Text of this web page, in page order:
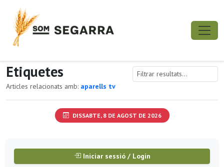
Etiquetes
Articles relacionats amb: aparells tv
DISSABTE, 8 DE AGOST DE 2026
Iniciar sessió / Login